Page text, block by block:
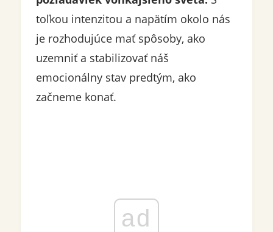
toľkou intenzitou a napätím okolo nás
je rozhodujúce mať spôsoby, ako
uzemniť a stabilizovať náš
emocionálny stav predtým, ako
začneme konať.
ad